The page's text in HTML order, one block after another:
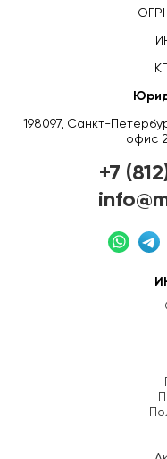
198097, Санкт-
офис
+7